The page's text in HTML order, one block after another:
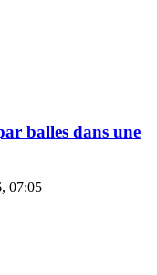
balles dans une
07:05